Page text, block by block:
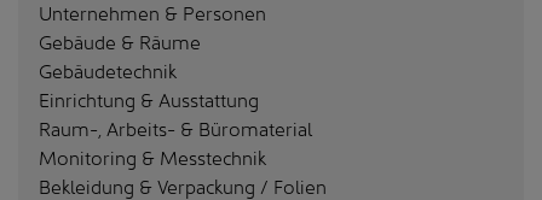
Unternehmen & Personen
Gebäude & Räume
Gebäudetechnik
Einrichtung & Ausstattung
Raum-, Arbeits- & Büromaterial
Monitoring & Messtechnik
Bekleidung & Verpackung / Folien